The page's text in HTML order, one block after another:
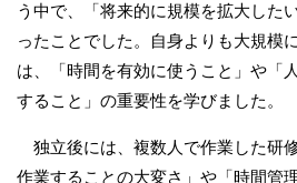
う中で、「将来的に規模を拡大した
ったことでした。自身よりも大規模
は、「時間を有効に使うこと」や「
すること」の重要性を学びました。
独立後には、複数人で作業した研
作業することの大変さ」や「時間管